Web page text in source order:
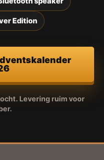
Edition
Levering ruim voor